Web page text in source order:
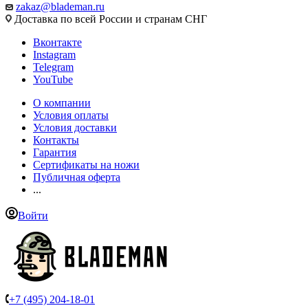
zakaz@blademan.ru
Доставка по всей России и странам СНГ
Вконтакте
Instagram
Telegram
YouTube
О компании
Условия оплаты
Условия доставки
Контакты
Гарантия
Сертификаты на ножи
Публичная оферта
...
Войти
+7 (495) 204-18-01